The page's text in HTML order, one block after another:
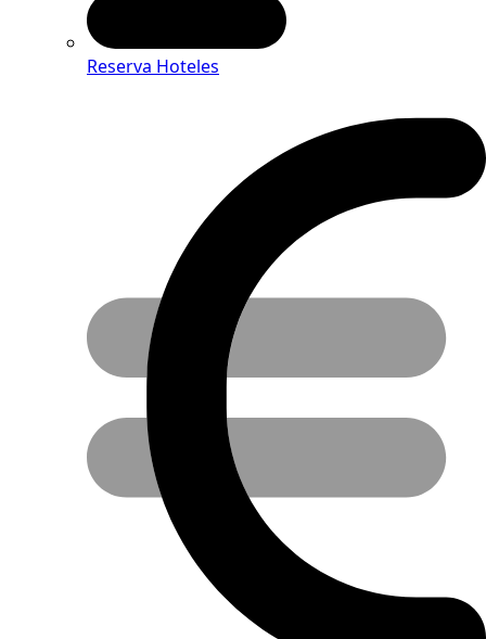
Reserva Hoteles